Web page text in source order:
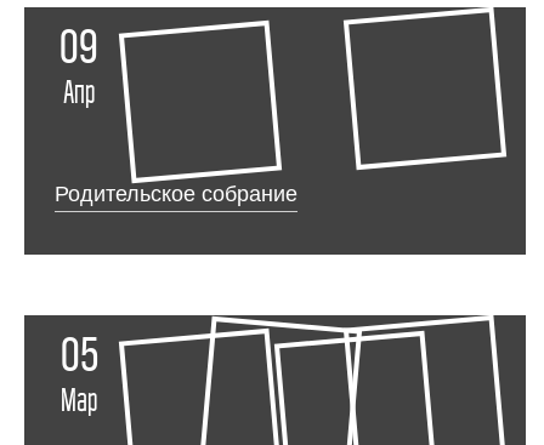
09
Апр
Родительское собрание
05
Мар